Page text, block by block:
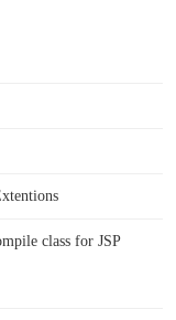
class for JSP